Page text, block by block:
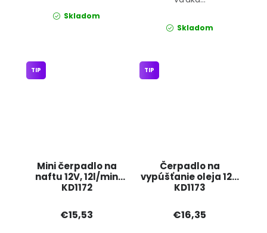
Skladom
Skladom
Mini čerpadlo na
naftu 12V, 12l/min
KD1172
TIP
€15,53
Čerpadlo na
vypúšťanie oleja 12V
KD1173
TIP
€16,35